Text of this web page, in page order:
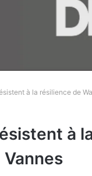
à la résilience de
à
Vannes